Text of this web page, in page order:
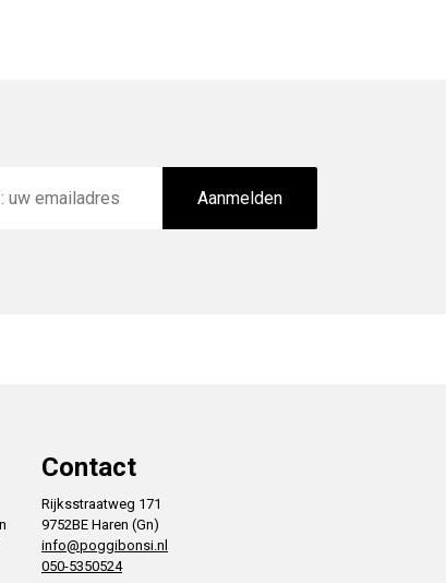
Aanmelden
Contact
Rijksstraatweg 171
9752BE Haren (Gn)
info@poggibonsi.nl
050-5350524